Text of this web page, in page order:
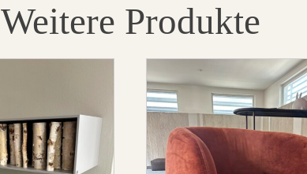
Weitere Produkte